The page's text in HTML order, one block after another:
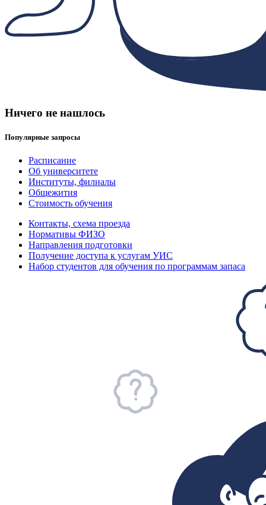
Ничего не нашлось
Популярные запросы
Расписание
Об университете
Институты, филиалы
Общежития
Стоимость обучения
Контакты, схема проезда
Нормативы ФИЗО
Направления подготовки
Получение доступа к услугам УИС
Набор студентов для обучения по программам запаса